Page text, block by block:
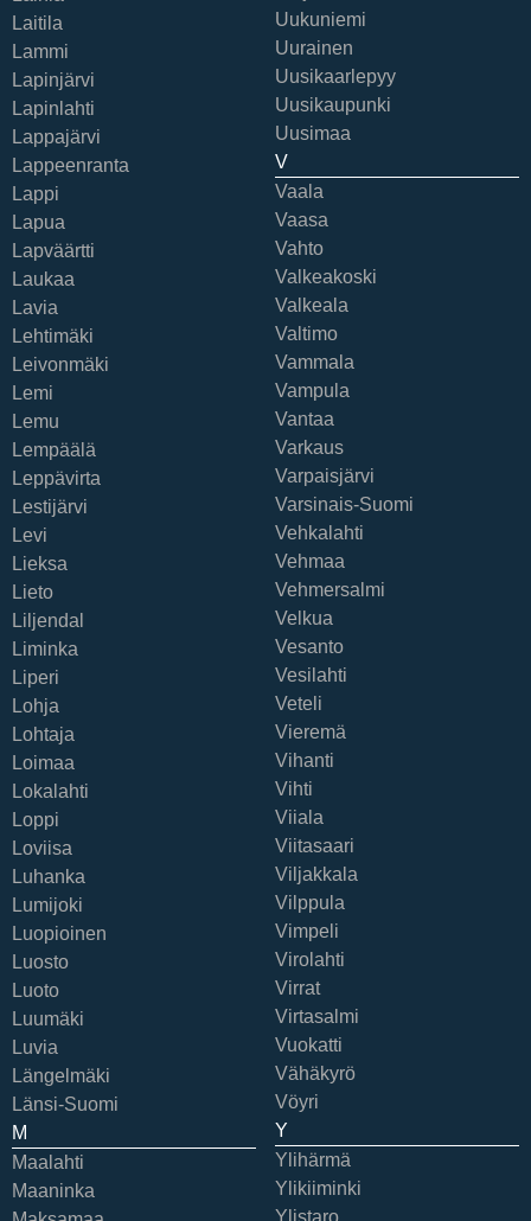
Laitila
Lammi
Lapinjärvi
Lapinlahti
Lappajärvi
Lappeenranta
Lappi
Lapua
Lapväärtti
Laukaa
Lavia
Lehtimäki
Leivonmäki
Lemi
Lemu
Lempäälä
Leppävirta
Lestijärvi
Levi
Lieksa
Lieto
Liljendal
Liminka
Liperi
Lohja
Lohtaja
Loimaa
Lokalahti
Loppi
Loviisa
Luhanka
Lumijoki
Luopioinen
Luosto
Luoto
Luumäki
Luvia
Längelmäki
Länsi-Suomi
M
Maalahti
Maaninka
Uukuniemi
Uurainen
Uusikaarlepyy
Uusikaupunki
Uusimaa
V
Vaala
Vaasa
Vahto
Valkeakoski
Valkeala
Valtimo
Vammala
Vampula
Vantaa
Varkaus
Varpaisjärvi
Varsinais-Suomi
Vehkalahti
Vehmaa
Vehmersalmi
Velkua
Vesanto
Vesilahti
Veteli
Vieremä
Vihanti
Vihti
Viiala
Viitasaari
Viljakkala
Vilppula
Vimpeli
Virolahti
Virrat
Virtasalmi
Vuokatti
Vähäkyrö
Vöyri
Y
Ylihärmä
Ylikiiminki